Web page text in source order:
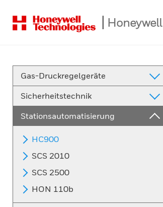
Gas-Druckregelgeräte
Sicherheitstechnik
Stationsautomatisierung
HC900
SCS 2010
SCS 2500
HON 110b
| Honeywell